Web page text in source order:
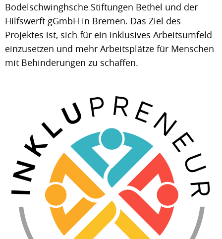
Bodelschwinghsche Stiftungen Bethel und der
Hilfswerft gGmbH in Bremen. Das Ziel des
Projektes ist, sich für ein inklusives Arbeitsumfeld
einzusetzen und mehr Arbeitsplätze für Menschen
mit Behinderungen zu schaffen.